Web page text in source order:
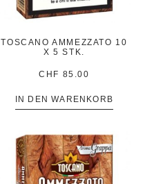
TOSCANO AMMEZZATO 10
X 5 STK.
CHF 85.00
IN DEN WARENKORB